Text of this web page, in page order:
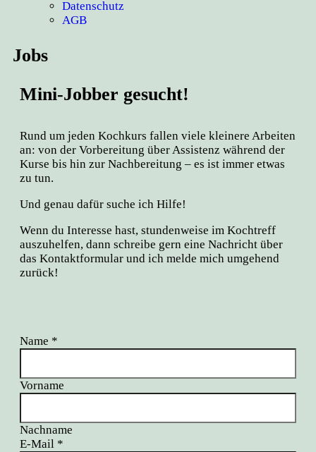
Datenschutz
AGB
Jobs
Mini-Jobber gesucht!
Rund um jeden Kochkurs fallen viele kleinere Arbeiten
an: von der Vorbereitung über Assistenz während der
Kurse bis hin zur Nachbereitung – es ist immer etwas
zu tun.
Und genau dafür suche ich Hilfe!
Wenn du Interesse hast, stundenweise im Kochtreff
auszuhelfen, dann schreibe gern eine Nachricht über
das Kontaktformular und ich melde mich umgehend
zurück!
Name *
Vorname
Nachname
E-Mail *